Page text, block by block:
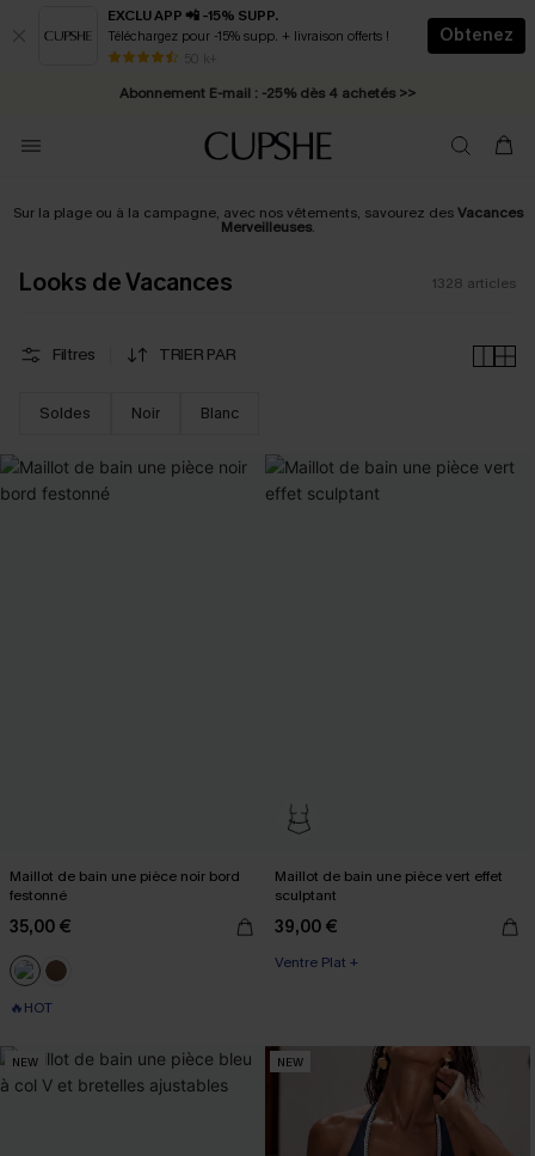
EXCLU APP 📲 -15% SUPP.
Téléchargez pour -15% supp. + livraison offerts !
50 k+
Obtenez
* Livraison éclair 2-3 jours ouvrés >>
Abonnement E-mail : -25% dès 4 achetés >>
Sur la plage ou à la campagne, avec nos vêtements, savourez desVacances
Merveilleuses.
Looks de Vacances 1328 articles
Filtres TRIER PAR
Soldes Noir Blanc
Maillot de bain une pièce noir bord
festonné
35,00 €
🔥HOT
Maillot de bain une pièce vert effet
sculptant
39,00 €
Ventre Plat +
NEW NEW